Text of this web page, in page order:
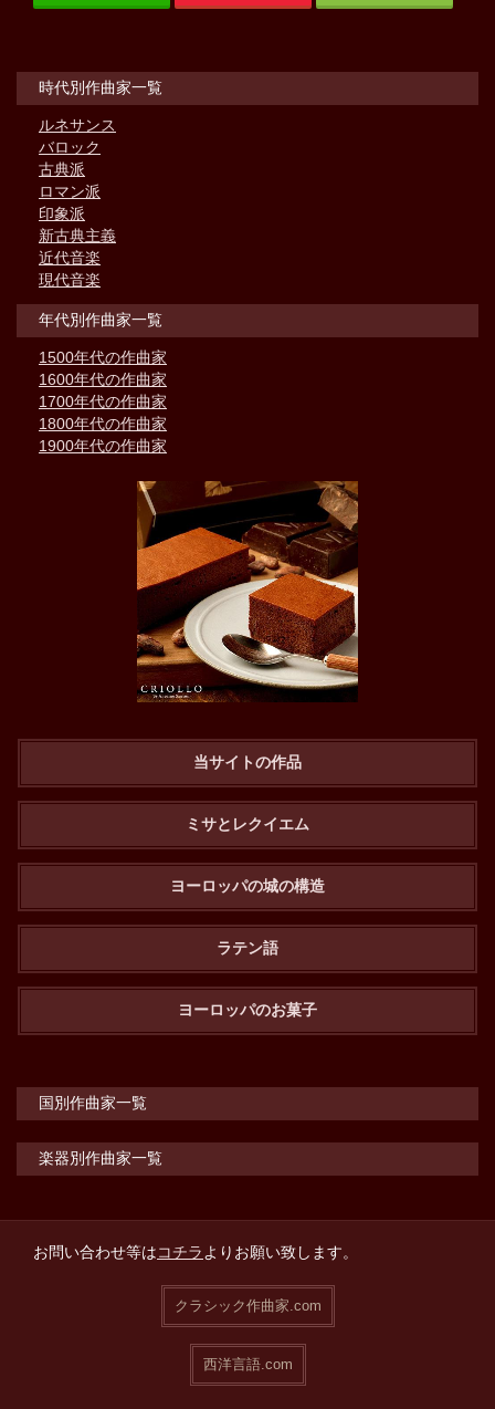
時代別作曲家一覧
ルネサンス
バロック
古典派
ロマン派
印象派
新古典主義
近代音楽
現代音楽
年代別作曲家一覧
1500年代の作曲家
1600年代の作曲家
1700年代の作曲家
1800年代の作曲家
1900年代の作曲家
当サイトの作品
ミサとレクイエム
ヨーロッパの城の構造
ラテン語
ヨーロッパのお菓子
国別作曲家一覧
楽器別作曲家一覧
お問い合わせ等はコチラよりお願い致します。
クラシック作曲家.com
西洋言語.com